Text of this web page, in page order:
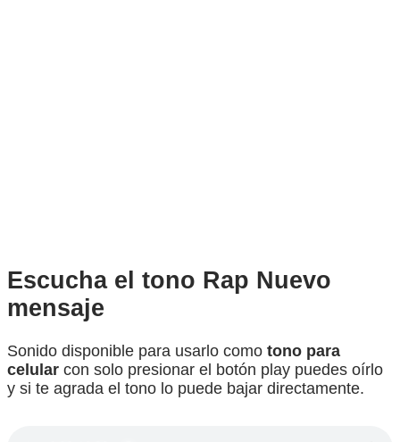
Escucha el tono Rap Nuevo
mensaje
Sonido disponible para usarlo como tono para
celular con solo presionar el botón play puedes oírlo
y si te agrada el tono lo puede bajar directamente.